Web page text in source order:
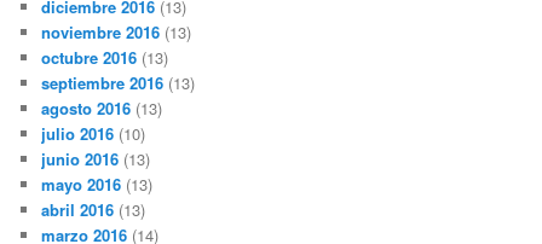
diciembre 2016 (13)
noviembre 2016 (13)
octubre 2016 (13)
septiembre 2016 (13)
agosto 2016 (13)
julio 2016 (10)
junio 2016 (13)
mayo 2016 (13)
abril 2016 (13)
marzo 2016 (14)